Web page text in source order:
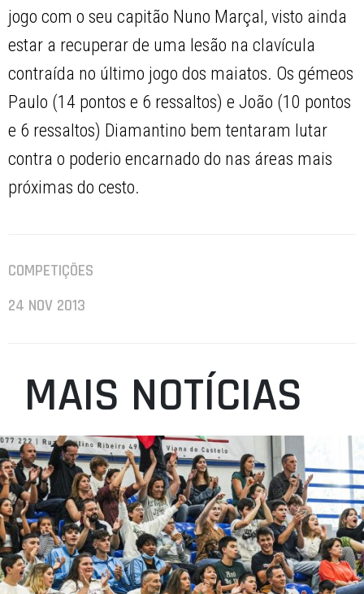
jogo com o seu capitão Nuno Marçal, visto ainda
estar a recuperar de uma lesão na clavícula
contraída no último jogo dos maiatos. Os gémeos
Paulo (14 pontos e 6 ressaltos) e João (10 pontos
e 6 ressaltos) Diamantino bem tentaram lutar
contra o poderio encarnado do nas áreas mais
próximas do cesto.
COMPETIÇÕES
24 NOV 2013
MAIS NOTÍCIAS